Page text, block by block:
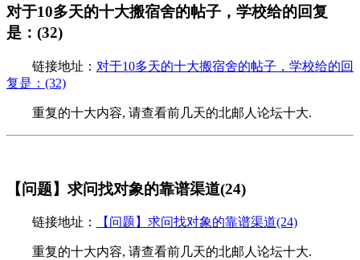
对于10多天的十大搬宿舍的帖子，学校给的回复
是：(32)
链接地址： 对于10多天的十大搬宿舍的帖子，学校给的回
复是：(32)
重复的十大内容, 请查看前几天的北邮人论坛十大.
【问题】求问找对象的靠谱渠道(24)
链接地址： 【问题】求问找对象的靠谱渠道(24)
重复的十大内容, 请查看前几天的北邮人论坛十大.